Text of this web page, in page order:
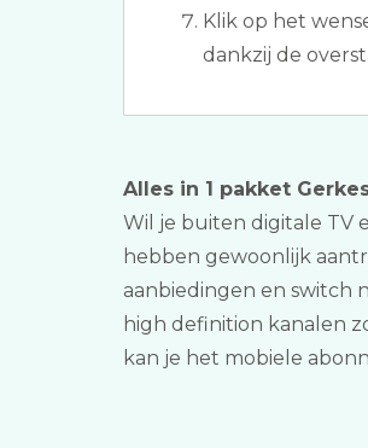
Klik op het
dankzij de
Alles in 1 pakket
Wil je buiten digitale TV
hebben gewoonlijk
aanbiedingen en switch
high definition kanalen
kan je het mobiele